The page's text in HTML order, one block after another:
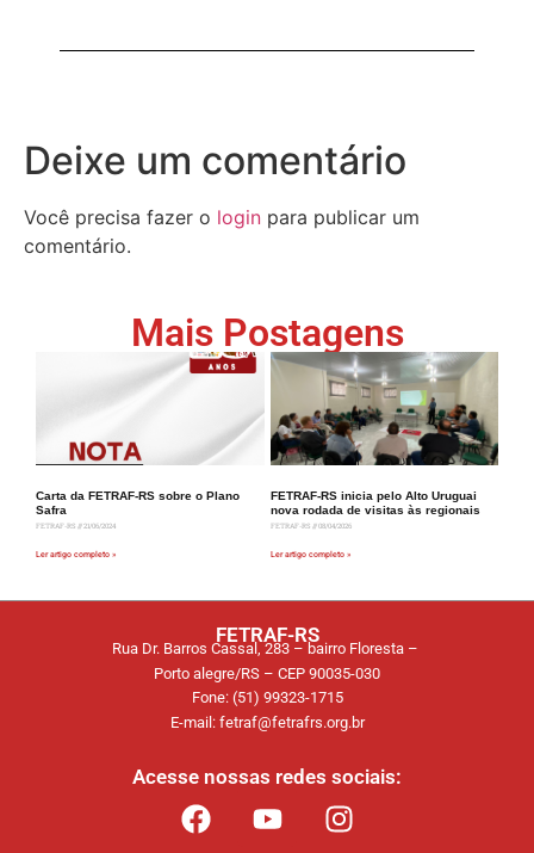
Deixe um comentário
Você precisa fazer o login para publicar um
comentário.
Mais Postagens
Carta da FETRAF-RS sobre o Plano
Safra
FETRAF-RS 21/06/2024
Ler artigo completo »
FETRAF-RS inicia pelo Alto Uruguai
nova rodada de visitas às regionais
FETRAF-RS 08/04/2026
Ler artigo completo »
FETRAF-RS
Rua Dr. Barros Cassal, 283 – bairro Floresta –
Porto alegre/RS – CEP 90035-030
Fone: (51) 99323-1715
E-mail: fetraf@fetrafrs.org.br
Acesse nossas redes sociais: